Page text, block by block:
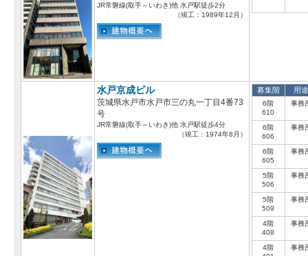
JR常磐線(取手～いわき)他 水戸駅徒歩2分
（竣工：1989年12月）
水戸京成ビル
茨城県水戸市水戸市三の丸一丁目4番73
号
JR常磐線(取手～いわき)他 水戸駅徒歩4分
（竣工：1974年8月）
募集階 用
6階
610
事務
6階
606
事務
6階
605
事務
5階
506
事務
5階
509
事務
4階
408
事務
4階
事務